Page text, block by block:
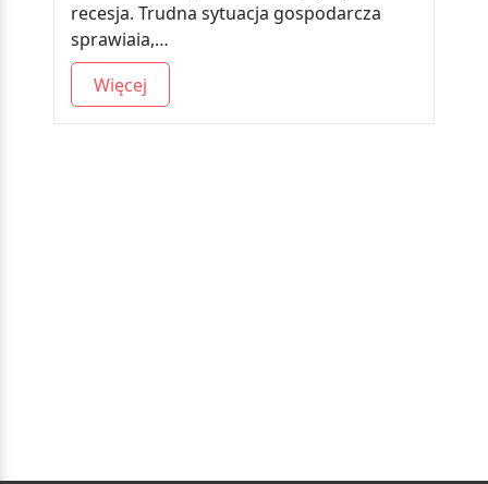
recesja. Trudna sytuacja gospodarcza
sprawiaia,…
Więcej